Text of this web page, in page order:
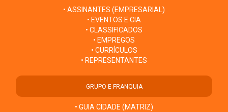
• ASSINANTES (EMPRESARIAL)
• EVENTOS E CIA
• CLASSIFICADOS
• EMPREGOS
• CURRÍCULOS
• REPRESENTANTES
GRUPO E FRANQUIA
• GUIA CIDADE (MATRIZ)